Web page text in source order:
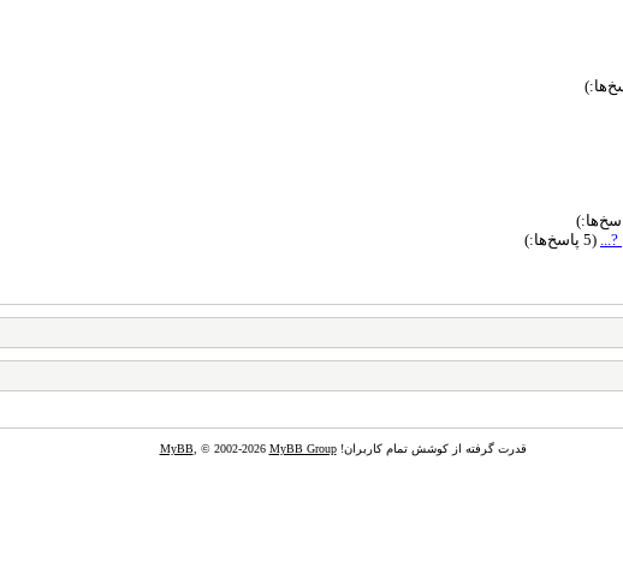
(5 پاسخ‌ها:)
قدرت گرفته از کوشش تمام کاربران! MyBB, © 2002-2026 MyBB Group